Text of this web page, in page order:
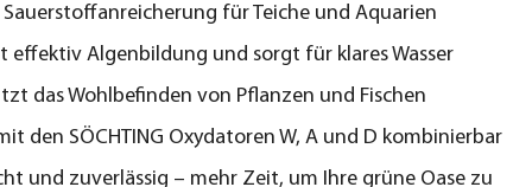
für Teiche und Aquarien
effektiv Algenbildung und sorgt für klares Wasser
das Wohlbefinden von Pflanzen und Fischen
den SÖCHTING Oxydatoren W, A und D kombinierbar
und zuverlässig – mehr Zeit, um Ihre grüne Oase zu